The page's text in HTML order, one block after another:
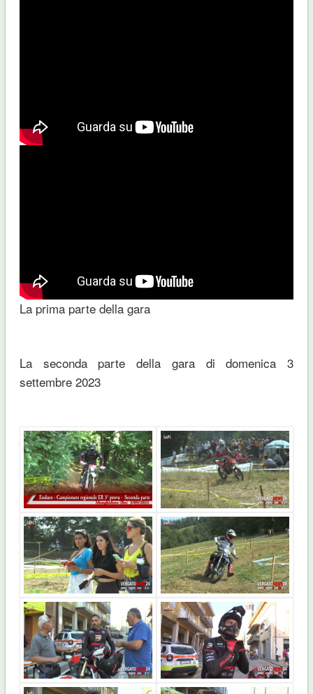
La prima parte della gara
La seconda parte della gara di domenica 3
settembre 2023